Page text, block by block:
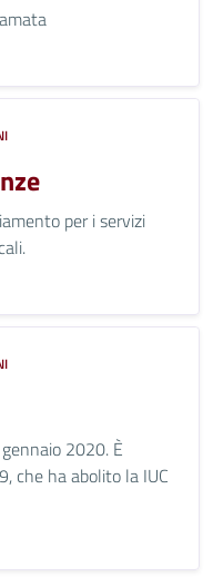
per i servizi
2020. È
che ha abolito la IUC